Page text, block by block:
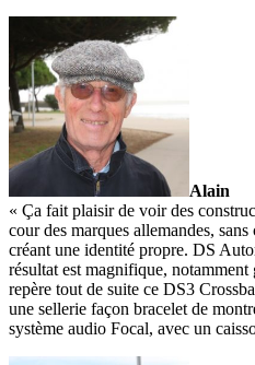
Alain
« Ça fait plaisir de voir des
cour des marques allemandes,
créant une identité propre. DS
résultat est magnifique, notamment
repère tout de suite ce DS3
une sellerie façon bracelet de
système audio Focal, avec un